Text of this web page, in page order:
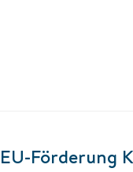
EU-Förderung